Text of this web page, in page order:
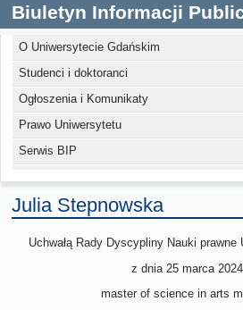
Biuletyn Informacji
O Uniwersytecie Gdańskim
Studenci i doktoranci
Ogłoszenia i Komunikaty
Prawo Uniwersytetu
Serwis BIP
Julia Stepnowska
Uchwałą Rady Dyscypliny Nauki
z dnia 25 marca 2024
master of science in arts